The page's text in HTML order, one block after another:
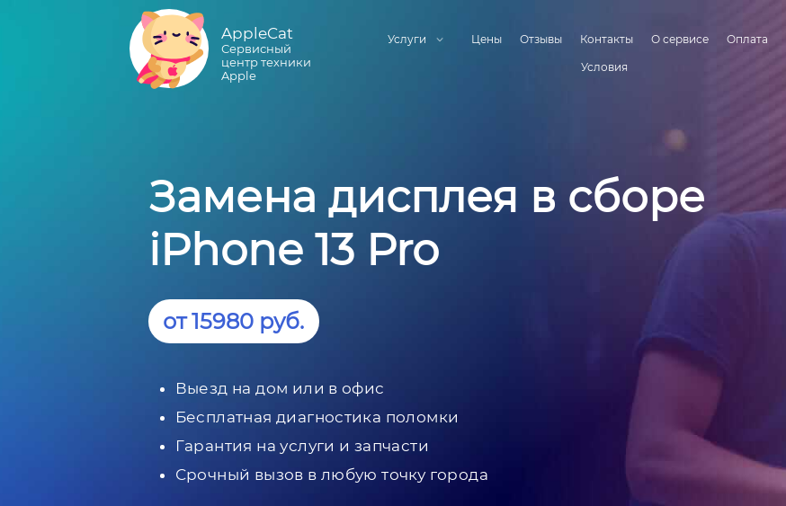
AppleCat
Сервисный
центр техники
Apple
Услуги Цены Отзывы Контакты О сервисе Оплата
Условия
Замена дисплея в сборе
iPhone 13 Pro
от 15980 руб.
Выезд на дом или в офис
Бесплатная диагностика поломки
Гарантия на услуги и запчасти
Срочный вызов в любую точку города